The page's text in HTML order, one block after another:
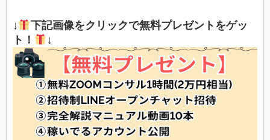
↓
下記画像をクリックで無料プレゼントをゲッ
ト！
↓